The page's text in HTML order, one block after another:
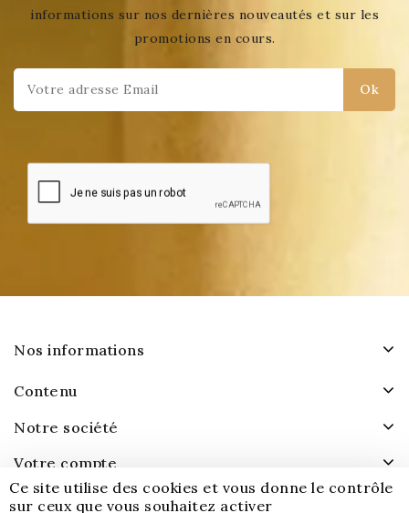
informations sur nos dernières nouveautés et sur les
promotions en cours.
Nos informations
Contenu
Notre société
Votre compte
Ce site utilise des cookies et vous donne le contrôle
sur ceux que vous souhaitez activer